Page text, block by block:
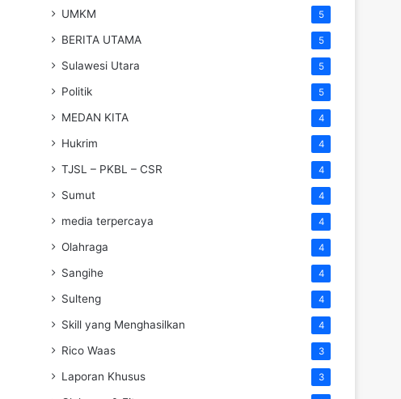
UMKM 5
BERITA UTAMA 5
Sulawesi Utara 5
Politik 5
MEDAN KITA 4
Hukrim 4
TJSL – PKBL – CSR 4
Sumut 4
media terpercaya 4
Olahraga 4
Sangihe 4
Sulteng 4
Skill yang Menghasilkan 4
Rico Waas 3
Laporan Khusus 3